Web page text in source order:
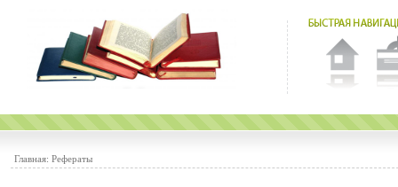
Главная: Рефераты